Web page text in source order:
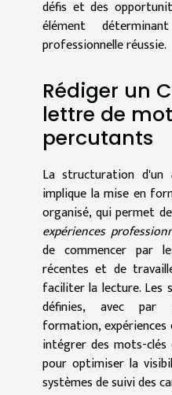
défis et des
élément
professionnelle réussie.
Rédiger un
lettre de
percutants
La structuration d'un
implique la mise en
organisé, qui permet
expériences
de commencer par
récentes et de
faciliter la lecture. Les
définies, avec par
formation, expériences
intégrer des mots-
pour optimiser la
systèmes de suivi des